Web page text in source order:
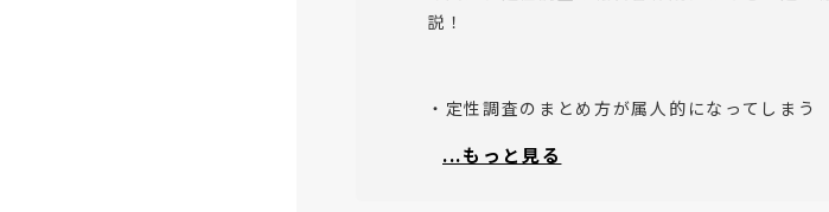
説！
・定性調査のまとめ方が属人的になってしまう
・調査結果が1人の発言に引っ張られやすい
...もっと見る